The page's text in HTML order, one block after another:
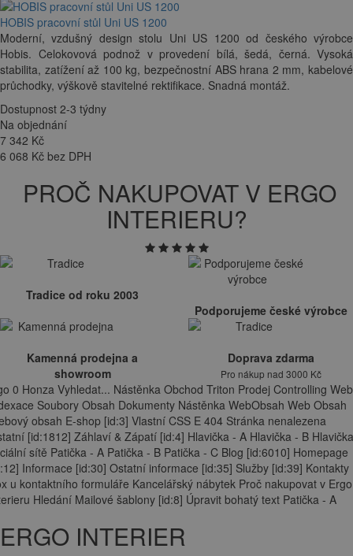
HOBIS pracovní stůl Uni US 1200
Moderní, vzdušný design stolu Uni US 1200 od českého výrobce
Hobis. Celokovová podnož v provedení bílá, šedá, černá. Vysoká
stabilita, zatížení až 100 kg, bezpečnostní ABS hrana 2 mm, kabelové
průchodky, výškově stavitelné rektifikace. Snadná montáž.
Dostupnost 2-3 týdny
Na objednání
7 342 Kč
6 068 Kč bez DPH
PROČ NAKUPOVAT V ERGO
INTERIERU?
Tradice od roku 2003
Podporujeme české výrobce
Kamenná prodejna a
showroom
Doprava zdarma
Pro nákup nad 3000 Kč
0 Honza Vyhledat... Nástěnka Obchod Triton Prodej Controlling Web
Soubory Obsah Dokumenty Nástěnka WebObsah Web Obsah
obsah E-shop [id:3] Vlastní CSS E 404 Stránka nenalezena
[id:1812] Záhlaví & Zápatí [id:4] Hlavička - A Hlavička - B
sítě Patička - A Patička - B Patička - C Blog [id:6010] Homepage
Informace [id:30] Ostatní informace [id:35] Služby [id:39] Kontakty
u kontaktního formuláře Kancelářský nábytek Proč nakupovat v Ergo
Hledání Mailové šablony [id:8] Úpravit bohatý text Patička - A
ERGO INTERIER